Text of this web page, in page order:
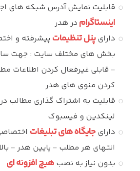
قابلیت نمایش آدرس شبکه های
اینستاگرام در هدر
دارای پنل تنظیمات پیشرفته و
بخش های مختلف سایت : جهت
- قابلی غیرفعال کردن اطلاعات
کردن منوی های هدر
قابلیت به اشتراک گذاری مطالب در
لینکدین و فیسبوک
دارای جایگاه های تبلیغات
انتهای هر مطلب - پایین هدر -
بدون نیاز به نصب هیچ افزونه ای